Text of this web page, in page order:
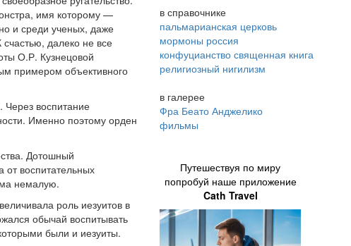
имя которому —
и среди ученых, даже
далеко не все
О.Р. Кузнецовой
примером объективного
воспитание
Именно поэтому орден
Дотошный
воспитательных
немалую.
роль иезуитов в
обычай воспитывать
были и иезуиты.
в справочнике
пальмарианская церковь
мормоны россия
конфуцианство священная книга
религиозный нигилизм
в галерее
Фра Беато Анджелико
фильмы
Путешествуя по миру
попробуй наше приложение
Cath Travel